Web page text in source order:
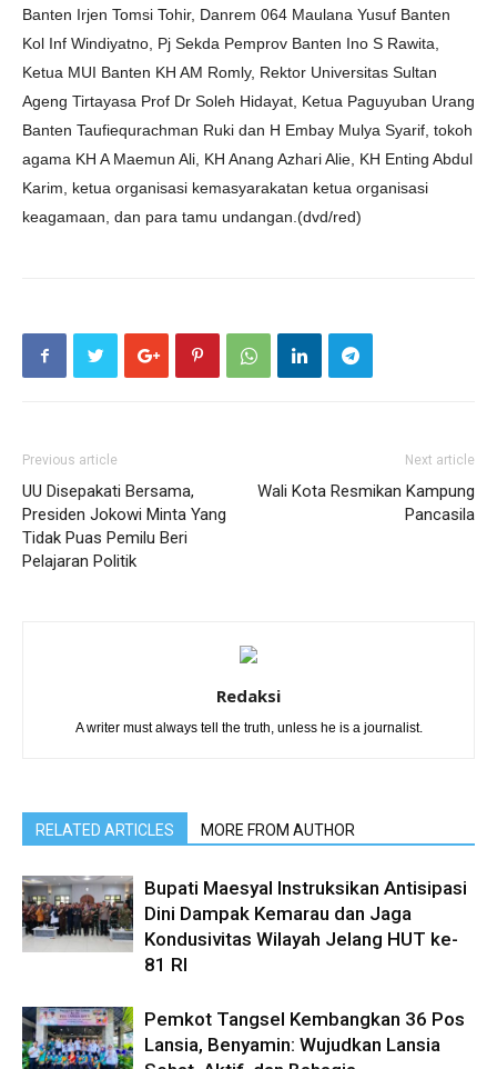
Banten Irjen Tomsi Tohir, Danrem 064 Maulana Yusuf Banten
Kol Inf Windiyatno, Pj Sekda Pemprov Banten Ino S Rawita,
Ketua MUI Banten KH AM Romly, Rektor Universitas Sultan
Ageng Tirtayasa Prof Dr Soleh Hidayat, Ketua Paguyuban Urang
Banten Taufiequrachman Ruki dan H Embay Mulya Syarif, tokoh
agama KH A Maemun Ali, KH Anang Azhari Alie, KH Enting Abdul
Karim, ketua organisasi kemasyarakatan ketua organisasi
keagamaan, dan para tamu undangan.(dvd/red)
Previous article
UU Disepakati Bersama,
Presiden Jokowi Minta Yang
Tidak Puas Pemilu Beri
Pelajaran Politik
Next article
Wali Kota Resmikan Kampung
Pancasila
Redaksi
A writer must always tell the truth, unless he is a journalist.
RELATED ARTICLES MORE FROM AUTHOR
Bupati Maesyal Instruksikan Antisipasi
Dini Dampak Kemarau dan Jaga
Kondusivitas Wilayah Jelang HUT ke-
81 RI
Pemkot Tangsel Kembangkan 36 Pos
Lansia, Benyamin: Wujudkan Lansia